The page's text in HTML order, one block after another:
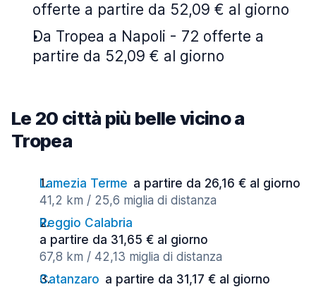
offerte a partire da 52,09 € al giorno
Da Tropea a Napoli - 72 offerte a
partire da 52,09 € al giorno
Le 20 città più belle vicino a
Tropea
Lamezia Terme a partire da 26,16 € al giorno
41,2 km / 25,6 miglia di distanza
Reggio Calabria
a partire da 31,65 € al giorno
67,8 km / 42,13 miglia di distanza
Catanzaro a partire da 31,17 € al giorno